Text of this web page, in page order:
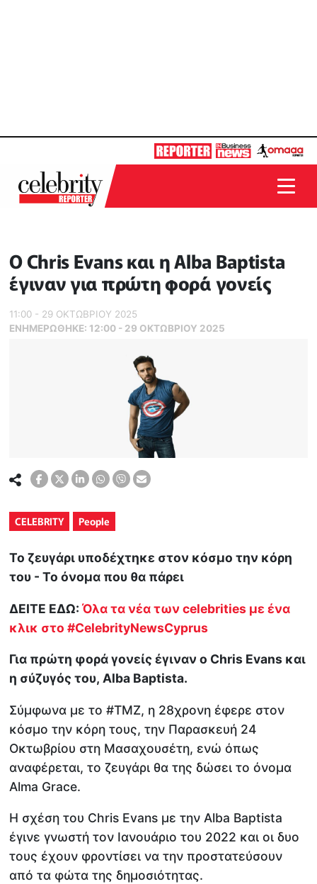
Ο Chris Evans και η Alba Baptista
έγιναν για πρώτη φορά γονείς
11:00 - 29 ΟΚΤΩΒΡΙΟΥ 2025
ΕΝΗΜΕΡΏΘΗΚΕ: 12:00 - 29 ΟΚΤΩΒΡΙΟΥ 2025
CELEBRITY People
Το ζευγάρι υποδέχτηκε στον κόσμο την κόρη
του - Το όνομα που θα πάρει
ΔΕΙΤΕ ΕΔΩ:Όλα τα νέα των celebrities με ένα
κλικ στο #CelebrityNewsCyprus
Για πρώτη φορά γονείς έγιναν ο Chris Evans και
η σύζυγός του, Alba Baptista.
Σύμφωνα με το #ΤΜΖ, η 28χρονη έφερε στον
κόσμο την κόρη τους, την Παρασκευή 24
Οκτωβρίου στη Μασαχουσέτη, ενώ όπως
αναφέρεται, το ζευγάρι θα της δώσει το όνομα
Alma Grace.
Η σχέση του Chris Evans με την Alba Baptista
έγινε γνωστή τον Ιανουάριο του 2022 και οι δυο
τους έχουν φροντίσει να την προστατεύσουν
από τα φώτα της δημοσιότητας.